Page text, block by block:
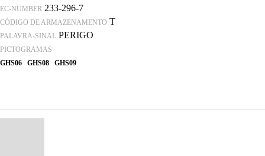
EC-NUMBER 233-296-7
CÓDIGO DE ARMAZENAMENTO T
PALAVRA-SINAL PERIGO
PICTOGRAMAS
GHS06
GHS08 GHS09